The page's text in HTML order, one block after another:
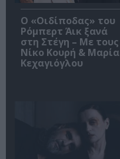
O «Οιδίποδας» του
Ρόμπερτ Άικ ξανά
στη Στέγη – Με τους
Νίκο Κουρή & Μαρία
Κεχαγιόγλου